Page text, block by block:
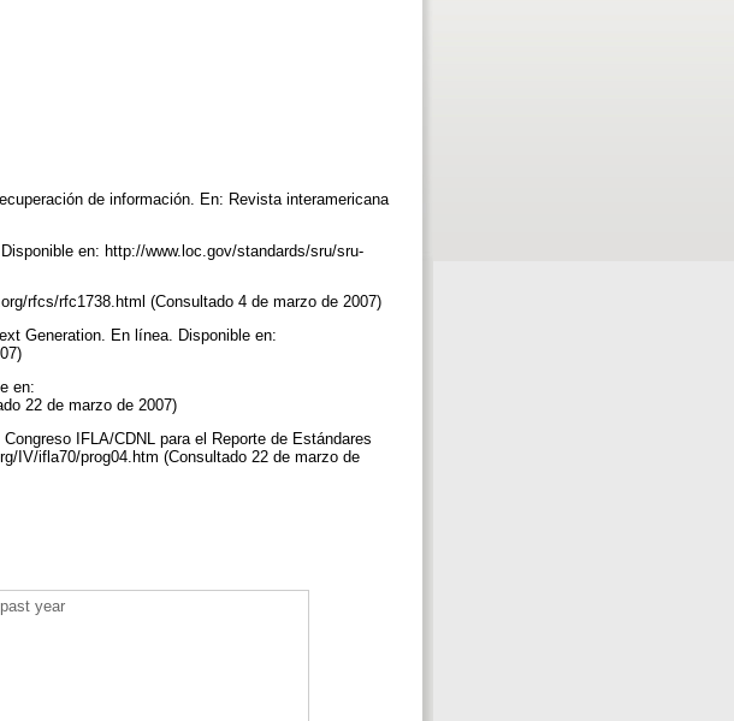
de información. En: Revista interamericana
en: http://www.loc.gov/standards/sru/sru-
rfcs/rfc1738.html (Consultado 4 de marzo de 2007)
Generation. En línea. Disponible en:
en:
22 de marzo de 2007)
IFLA/CDNL para el Reporte de Estándares
IV/ifla70/prog04.htm (Consultado 22 de marzo de
year